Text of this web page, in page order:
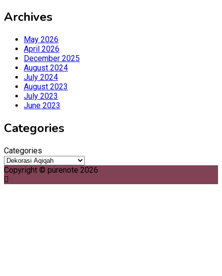
Archives
May 2026
April 2026
December 2025
August 2024
July 2024
August 2023
July 2023
June 2023
Categories
Categories
Copyright © purenote 2026